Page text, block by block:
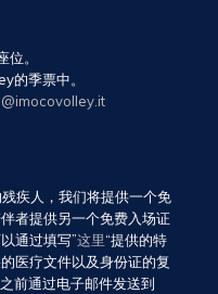
。
的季票中。
疾人，我们将提供一个免
者提供另一个免费入场证
通过填写”这里“提供的特
医疗文件以及身份证的复
前通过电子邮件发送到